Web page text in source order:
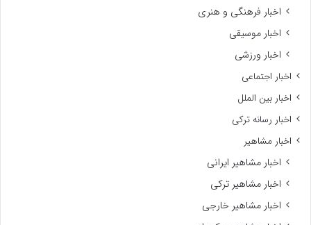
اخبار فرهنگی و هنری
اخبار موسیقی
اخبار ورزشی
اخبار اجتماعی
اخبار بین الملل
اخبار رسانه ترکی
اخبار مشاهیر
اخبار مشاهیر ایرانی
اخبار مشاهیر ترکی
اخبار مشاهیر خارجی